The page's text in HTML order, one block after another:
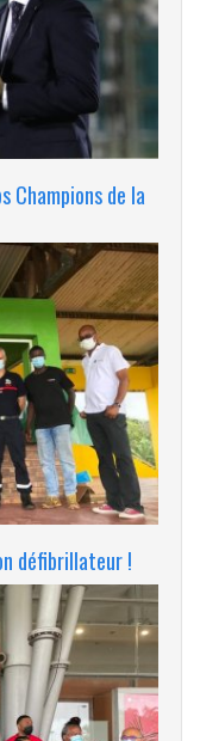
Champions de la
défibrillateur !